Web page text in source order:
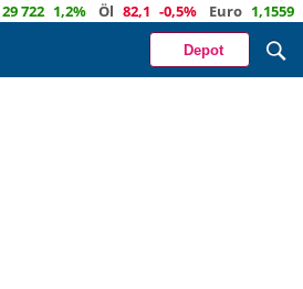
1,2% Öl 82,1 -0,5% Euro 1,1559
Depot